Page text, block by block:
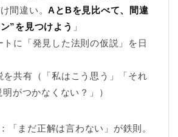
間違い。AとBを見比べて、間違
”を見つけよう 」
トに「発見した法則の仮説」を日
を共有（「私はこう思う」「それ
がつかなくない？」）
「まだ正解は言わない」が鉄則。